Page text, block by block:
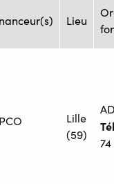
Lieu
Lille
(59)